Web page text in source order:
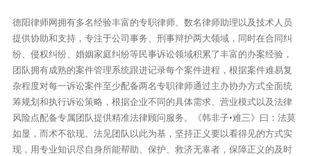
德阳律师网拥有多名经验丰富的专职律师、数名律师助理以及技术人员
提供协助和支持，专注于公司事务、刑事辩护两大领域，同时在合同纠
纷、侵权纠纷、婚姻家庭纠纷等民事诉讼领域积累了丰富的办案经验，
团队拥有成熟的案件管理系统跟进记录每个案件进程，根据案件难易复
杂程度对每一诉讼案件至少配备两名专职律师通过主办协办方式全面统
筹规划和执行诉讼策略，根据企业不同的具体需求、营业模式以及法律
风险点配备专属团队提供精准法律顾问服务。《韩非子•难三》曰：法莫
如显，而术不欲现。法见团队以此为基，坚持正义要以看得见的方式实
现，用专业知识尽自身所能帮助、保护、救济无辜者，保障正义的及时